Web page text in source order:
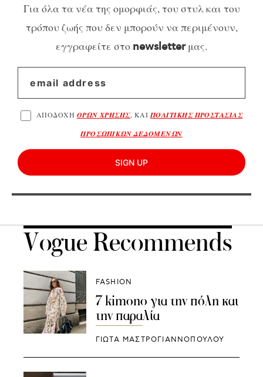
Για όλα τα νέα της ομορφιάς, του στυλ και του
τρόπου ζωής που δεν μπορούν να περιμένουν,
εγγραφείτε στο newsletterμας.
ΑΠΟΔΟΧΗ ΟΡΩΝ ΧΡΗΣΗΣ, ΚΑΙ ΠΟΛΙΤΙΚΗΣ ΠΡΟΣΤΑΣΙΑΣ
ΠΡΟΣΩΠΙΚΩΝ ΔΕΔΟΜΕΝΩΝ
SIGN UP
Vogue Recommends
FASHION
7 kimono για την πόλη και
την παραλία
ΓΙΩΤΑ ΜΑΣΤΡΟΓΙΑΝΝΟΠΟΥΛΟΥ